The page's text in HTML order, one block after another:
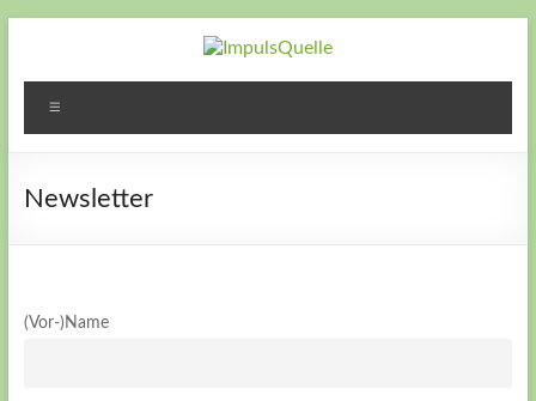
ImpulsQuelle
Zeit für
Veränderung
gehen – Zeit
Newsletter
(Vor-)Name